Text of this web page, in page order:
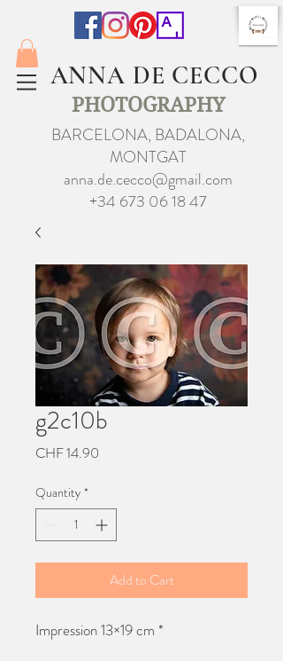
ANNA DE CECCO
PHOTOGRAPHY
BARCELONA, BADALONA,
MONTGAT
anna.de.cecco@gmail.com
+34 673 06 18 47
g2c10b
CHF 14.90
Quantity *
Add to Cart
Impression 13×19 cm *